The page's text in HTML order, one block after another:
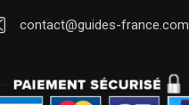
contact@guides-france.com